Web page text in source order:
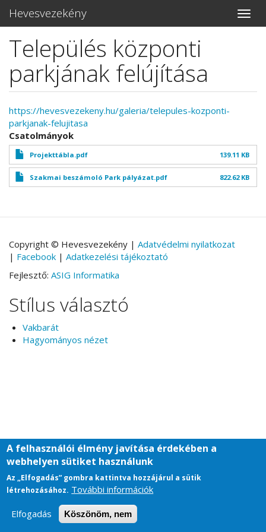
Ugrás
tartalomra
Hevesvezekény
Toggle
Település központi
parkjának felújítása
https://hevesvezekeny.hu/galeria/telepules-kozponti-
parkjanak-felujitasa
Csatolmányok
Projekttábla.pdf 139.11 KB
Szakmai beszámoló Park pályázat.pdf 822.62 KB
Copyright © Hevesvezekény | Adatvédelmi nyilatkozat
| Facebook | Adatkezelési tájékoztató
Fejlesztő: ASIG Informatika
Stílus választó
Vakbarát
Hagyományos nézet
A felhasználói élmény javítása érdekében a
webhelyen sütiket használunk
Az „Elfogadás” gombra kattintva hozzájárul a sütik
létrehozásához. További információk
Elfogadás Köszönöm, nem